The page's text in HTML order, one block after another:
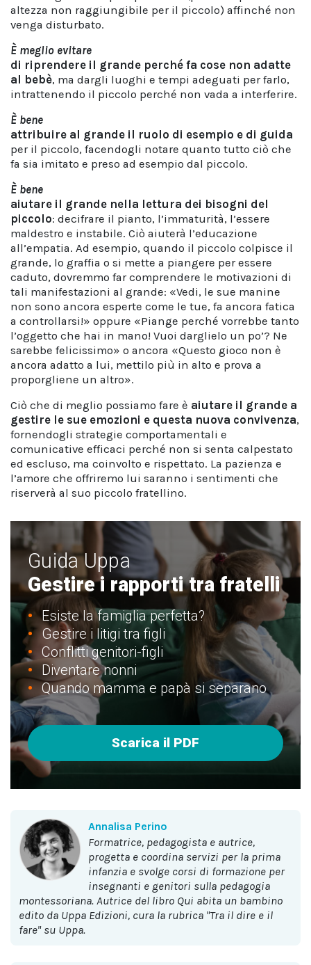
altezza non raggiungibile per il piccolo) affinché non
venga disturbato.
È meglio evitare
di riprendere il grande perché fa cose non adatte
al bebè, ma dargli luoghi e tempi adeguati per farlo,
intrattenendo il piccolo perché non vada a interferire.
È bene
attribuire al grande il ruolo di esempio e di guida
per il piccolo, facendogli notare quanto tutto ciò che
fa sia imitato e preso ad esempio dal piccolo.
È bene
aiutare il grande nella lettura dei bisogni del
piccolo: decifrare il pianto, l’immaturità, l’essere
maldestro e instabile. Ciò aiuterà l’educazione
all’empatia. Ad esempio, quando il piccolo colpisce il
grande, lo graffia o si mette a piangere per essere
caduto, dovremmo far comprendere le motivazioni di
tali manifestazioni al grande: «Vedi, le sue manine
non sono ancora esperte come le tue, fa ancora fatica
a controllarsi!» oppure «Piange perché vorrebbe tanto
l’oggetto che hai in mano! Vuoi darglielo un po’? Ne
sarebbe felicissimo» o ancora «Questo gioco non è
ancora adatto a lui, mettilo più in alto e prova a
proporgliene un altro».
Ciò che di meglio possiamo fare è aiutare il grande a
gestire le sue emozioni e questa nuova convivenza,
fornendogli strategie comportamentali e
comunicative efficaci perché non si senta calpestato
ed escluso, ma coinvolto e rispettato. La pazienza e
l’amore che offriremo lui saranno i sentimenti che
riserverà al suo piccolo fratellino.
Guida Uppa
Gestire i rapporti tra fratelli
Esiste la famiglia perfetta?
Gestire i litigi tra figli
Conflitti genitori-figli
Diventare nonni
Quando mamma e papà si separano
Scarica il PDF
Annalisa Perino
formatrice, pedagogista e autrice,
progetta e coordina servizi per la prima
infanzia e svolge corsi di formazione per
insegnanti e genitori sulla pedagogia
montessoriana. Autrice del libro Qui abita un bambino
edito da Uppa Edizioni, cura la rubrica "Tra il dire e il
fare" su Uppa.